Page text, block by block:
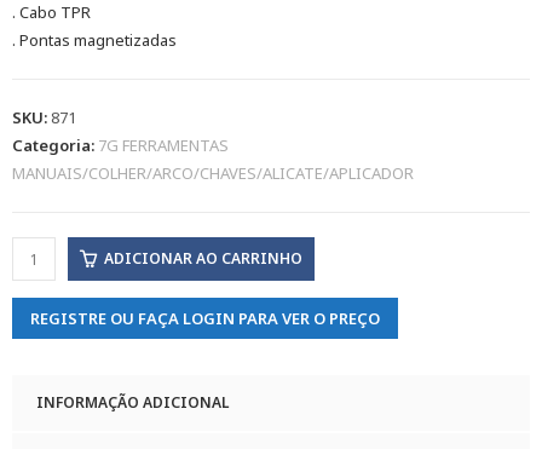
. Cabo TPR
. Pontas magnetizadas
SKU: 871
Categoria: 7G FERRAMENTAS
MANUAIS/COLHER/ARCO/CHAVES/ALICATE/APLICADOR
ADICIONAR AO CARRINHO
REGISTRE OU FAÇA LOGIN PARA VER O PREÇO
INFORMAÇÃO ADICIONAL